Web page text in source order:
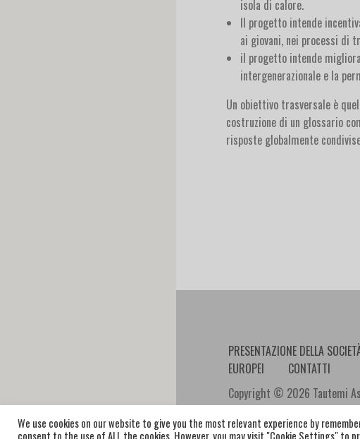
isola di calore.
Il progetto intende
ai giovani, nei processi di
il progetto intende
intergenerazionale e la
Un obiettivo trasversale è
costruzione di un glossario
risposte globalmente
PRESENTAZIONE DELLA
EUROPEI
CONTATTI
Copyright © 2026 Tautemi
We use cookies on our website to give you the most relevant experience by
consent to the use of ALL the cookies. However, you may visit "Cookie Settings" to